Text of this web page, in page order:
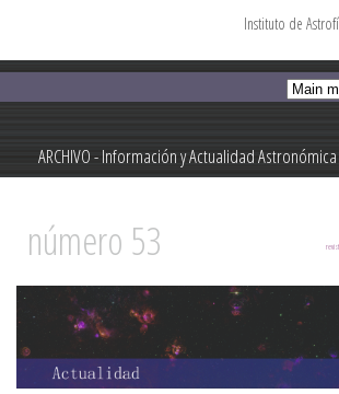
contenido
ARCHIVO - Información y Actualidad Astronómica
Información y Actualidad Astronómica
Instituto de
número 53